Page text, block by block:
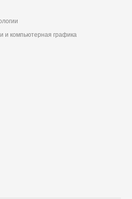
и компьютерная графика